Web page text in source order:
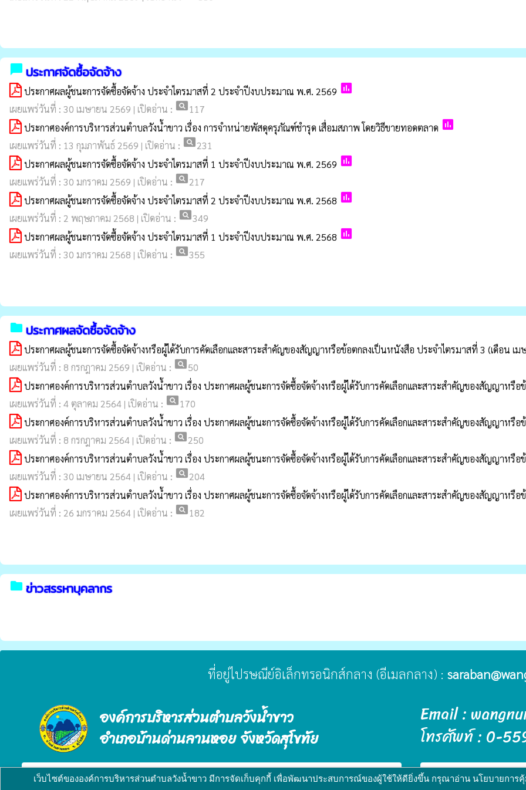
เว็บไซต์ขององค์การบริหารส่วนตำบลวังน้ำขาว มีการจัดเก็บคุกกี้ เพื่อพัฒนาประสบการณ์ของผู้ใช้ให้ดียิ่งขึ้น กรุณาอ่าน นโยบายการ
chat_bubble ประกาศจัดซื้อจัดจ้าง
ประกาศผลผู้ชนะการจัดซื้อจัดจ้าง ประจำไตรมาสที่ 2 ประจำปีงบประมาณ พ.ศ. 2569 poll
เผยแพร่วันที่ : 30 เมษายน 2569 | เปิดอ่าน : pageview117
ประกาศองค์การบริหารส่วนตำบลวังน้ำขาว เรื่อง การจำหน่ายพัสดุครุภัณฑ์ชำรุด เสื่อมสภาพ โดยวิธีขายทอดตลาด poll
เผยแพร่วันที่ : 13 กุมภาพันธ์ 2569 | เปิดอ่าน : pageview231
ประกาศผลผู้ชนะการจัดซื้อจัดจ้าง ประจำไตรมาสที่ 1 ประจำปีงบประมาณ พ.ศ. 2569 poll
เผยแพร่วันที่ : 30 มกราคม 2569 | เปิดอ่าน : pageview217
ประกาศผลผู้ชนะการจัดซื้อจัดจ้าง ประจำไตรมาสที่ 2 ประจำปีงบประมาณ พ.ศ. 2568 poll
เผยแพร่วันที่ : 2 พฤษภาคม 2568 | เปิดอ่าน : pageview349
ประกาศผลผู้ชนะการจัดซื้อจัดจ้าง ประจำไตรมาสที่ 1 ประจำปีงบประมาณ พ.ศ. 2568 poll
เผยแพร่วันที่ : 30 มกราคม 2568 | เปิดอ่าน : pageview355
folder ประกาศผลจัดซื้อจัดจ้าง
ประกาศผลผู้ชนะการจัดซื้อจัดจ้างหรือผู้ได้รับการคัดเลือกและสาระสำคัญของสัญญาหรือข้อตกลงเป็นหนังสือ ประจำไตรมาสที่ 3 (เดือน
เผยแพร่วันที่ : 8 กรกฎาคม 2569 | เปิดอ่าน : pageview50
ประกาศองค์การบริหารส่วนตำบลวังน้ำขาว เรื่อง ประกาศผลผู้ชนะการจัดซื้อจัดจ้างหรือผู้ได้รับการคัดเลือกและสาระสำคัญของสัญญาหรื
เผยแพร่วันที่ : 4 ตุลาคม 2564 | เปิดอ่าน : pageview170
ประกาศองค์การบริหารส่วนตำบลวังน้ำขาว เรื่อง ประกาศผลผู้ชนะการจัดซื้อจัดจ้างหรือผู้ได้รับการคัดเลือกและสาระสำคัญของสัญญาหรื
เผยแพร่วันที่ : 8 กรกฎาคม 2564 | เปิดอ่าน : pageview250
ประกาศองค์การบริหารส่วนตำบลวังน้ำขาว เรื่อง ประกาศผลผู้ชนะการจัดซื้อจัดจ้างหรือผู้ได้รับการคัดเลือกและสาระสำคัญของสัญญาหรื
เผยแพร่วันที่ : 30 เมษายน 2564 | เปิดอ่าน : pageview204
ประกาศองค์การบริหารส่วนตำบลวังน้ำขาว เรื่อง ประกาศผลผู้ชนะการจัดซื้อจัดจ้างหรือผู้ได้รับการคัดเลือกและสาระสำคัญของสัญญาหรื
เผยแพร่วันที่ : 26 มกราคม 2564 | เปิดอ่าน : pageview182
folder ข่าวสรรหาบุคลากร
ที่อยู่ไปรษณีย์อิเล็กทรอนิกส์กลาง (อีเมลกลาง) :
องค์การบริหารส่วนตำบลวังน้ำขาว
อำเภอบ้านด่านลานหอย จังหวัดสุโขทัย
Email :
โทรศัพท์ : 0-
verified_user ผู้ดูแลระบบ copyright © 2025องค์การบริหารส่วนตำบลวังน้ำขาวพัฒนาระบบ :www.ts-local.com public นโยบายเว็บไซต์ นโ